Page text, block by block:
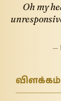
Oh my
—
விளக்கம்